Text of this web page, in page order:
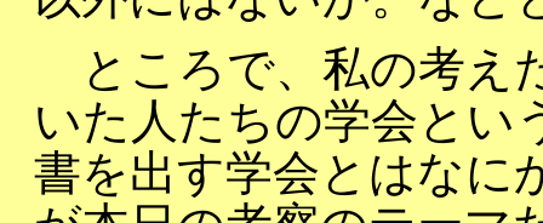
ところで、私の考え
いた人たちの学会とい
書を出す学会とはなに